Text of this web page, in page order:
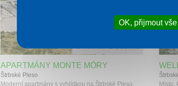
APARTMÁNY MONTE MÓRY
Štrbské Pleso
Moderní apartmány s vyhlídkou na Štrbské Pleso.
Místo,
OK, přijmout vše